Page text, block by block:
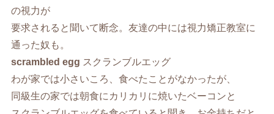
の視力が
要求されると聞いて断念。友達の中には視力矯正教室に
通った奴も。
scrambled egg スクランブルエッグ
わが家では小さいころ、食べたことがなかったが、
同級生の家では朝食にカリカリに焼いたベーコンと